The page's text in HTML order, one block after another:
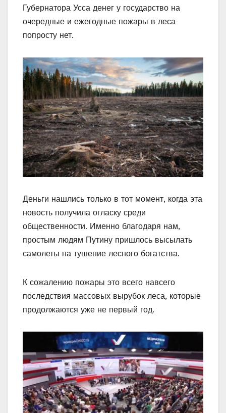
Губернатора Усса денег у государство на
очередные и ежегодные пожары в леса
попросту нет.
Деньги нашлись только в тот момент, когда эта
новость получила огласку среди
общественности. Именно благодаря нам,
простым людям Путину пришлось высылать
самолеты на тушение лесного богатства.
К сожалению пожары это всего навсего
последствия массовых вырубок леса, которые
продолжаются уже не первый год.